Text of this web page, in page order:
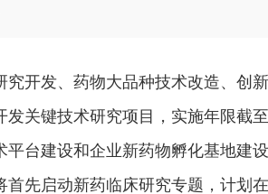
发、药物大品种技术改造、创
关键技术研究项目，实施年限截
台建设和企业新药物孵化基地建
先启动新药临床研究专题，计划